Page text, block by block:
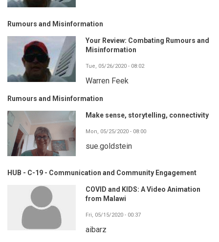
Rumours and Misinformation
Your Review: Combating Rumours and
Misinformation
Tue, 05/26/2020 - 08:02
Warren Feek
Rumours and Misinformation
Make sense, storytelling, connectivity
Mon, 05/25/2020 - 08:00
sue.goldstein
HUB - C-19 - Communication and Community Engagement
COVID and KIDS: A Video Animation
from Malawi
Fri, 05/15/2020 - 00:37
aibarz